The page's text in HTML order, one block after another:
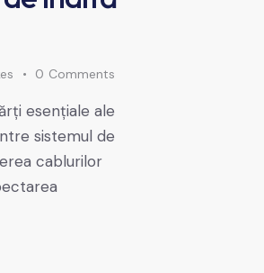
0 Comments
esențiale ale
sistemul de
cablurilor